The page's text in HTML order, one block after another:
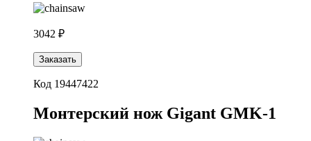
3042 ₽
Заказать
Код 19447422
Монтерский нож Gigant GMK-1